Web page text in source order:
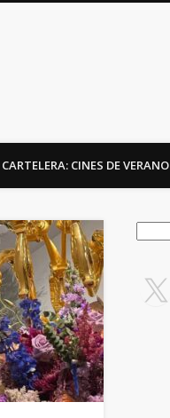
CARTELERA: CINES DE
X